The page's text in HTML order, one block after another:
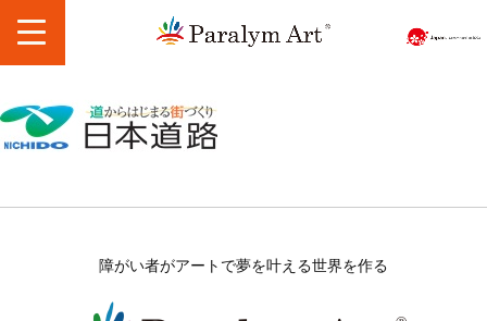
障がい者がアートで夢を叶える世界を作る